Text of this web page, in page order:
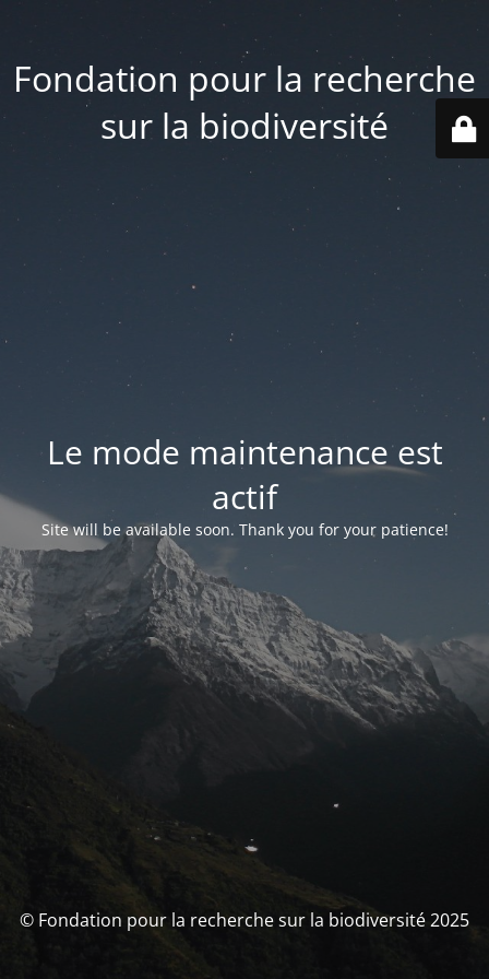
Fondation pour la recherche
sur la biodiversité
Le mode maintenance est
actif
Site will be available soon. Thank you for your patience!
© Fondation pour la recherche sur la biodiversité 2025